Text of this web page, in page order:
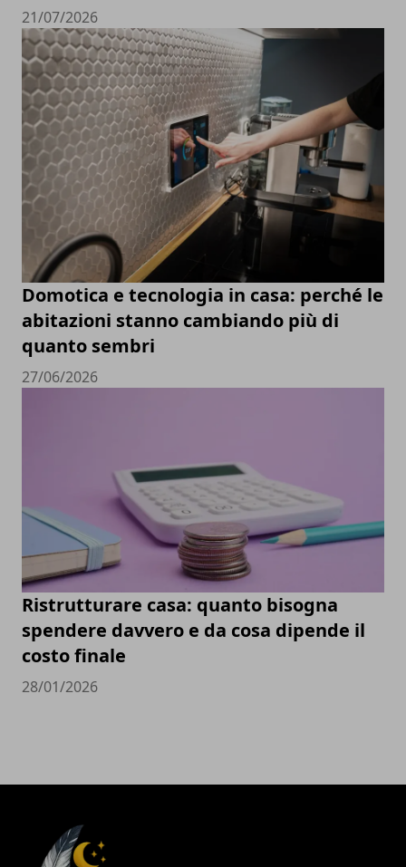
21/07/2026
Domotica e tecnologia in casa: perché le
abitazioni stanno cambiando più di
quanto sembri
27/06/2026
Ristrutturare casa: quanto bisogna
spendere davvero e da cosa dipende il
costo finale
28/01/2026